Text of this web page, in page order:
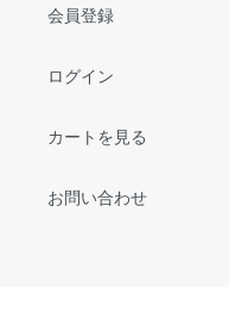
会員登録
ログイン
カートを見る
お問い合わせ